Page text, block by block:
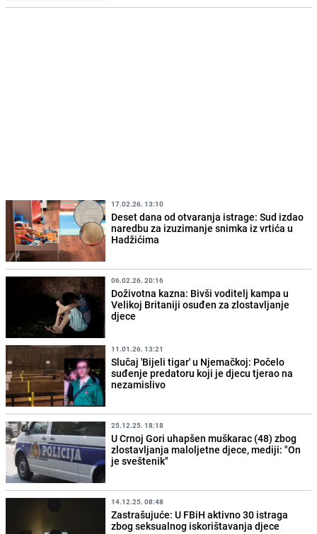
17.02.26. 13:10
Deset dana od otvaranja istrage: Sud izdao
naredbu za izuzimanje snimka iz vrtića u
Hadžićima
06.02.26. 20:16
Doživotna kazna: Bivši voditelj kampa u
Velikoj Britaniji osuđen za zlostavljanje
djece
11.01.26. 13:21
Slučaj 'Bijeli tigar' u Njemačkoj: Počelo
suđenje predatoru koji je djecu tjerao na
nezamislivo
25.12.25. 18:18
U Crnoj Gori uhapšen muškarac (48) zbog
zlostavljanja maloljetne djece, mediji: "On
je sveštenik"
14.12.25. 08:48
Zastrašujuće: U FBiH aktivno 30 istraga
zbog seksualnog iskorištavanja djece